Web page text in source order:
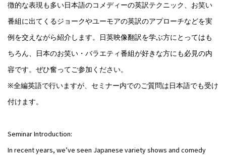
徴的な表現も多い日本語のコメディーの英訳テクニック、お笑い
番組に出てくるジョークやユーモアの英訳のアプローチなどを実
例を交えながら紹介します。日英映像翻訳を学ぶ方にとってはも
ちろん、日本のお笑い・バラエティ番組が好きな方にも必見の内
容です。ぜひ奮ってご参加ください。
※全編英語で行いますが、セミナー内でのご質問は日本語でも受け
付けます。
Seminar Introduction:
In recent years, we’ve seen Japanese variety shows and comedy